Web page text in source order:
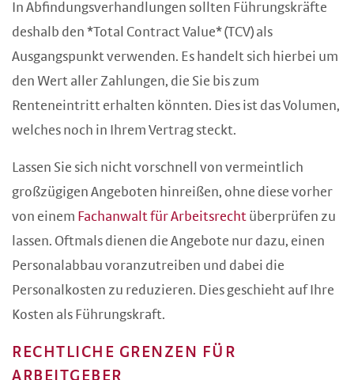
In Abfindungsverhandlungen sollten Führungskräfte
deshalb den *Total Contract Value* (TCV) als
Ausgangspunkt verwenden. Es handelt sich hierbei um
den Wert aller Zahlungen, die Sie bis zum
Renteneintritt erhalten könnten. Dies ist das Volumen,
welches noch in Ihrem Vertrag steckt.
Lassen Sie sich nicht vorschnell von vermeintlich
großzügigen Angeboten hinreißen, ohne diese vorher
von einem Fachanwalt für Arbeitsrecht überprüfen zu
lassen. Oftmals dienen die Angebote nur dazu, einen
Personalabbau voranzutreiben und dabei die
Personalkosten zu reduzieren. Dies geschieht auf Ihre
Kosten als Führungskraft.
RECHTLICHE GRENZEN FÜR
ARBEITGEBER